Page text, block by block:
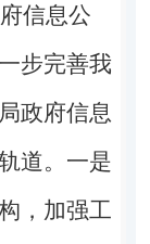
信息公
步完善我
政府信息
道。一是
，加强工